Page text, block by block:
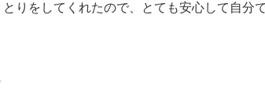
りをしてくれたので、とても安心して自分